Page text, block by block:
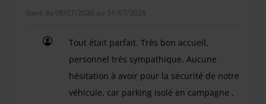
Garé du 08/07/2026 au 31/07/2026
Tout était parfait. Très bon accueil,
personnel très sympathique. Aucune
hésitation à avoir pour la sécurité de notre
véhicule, car parking isolé en campagne ,